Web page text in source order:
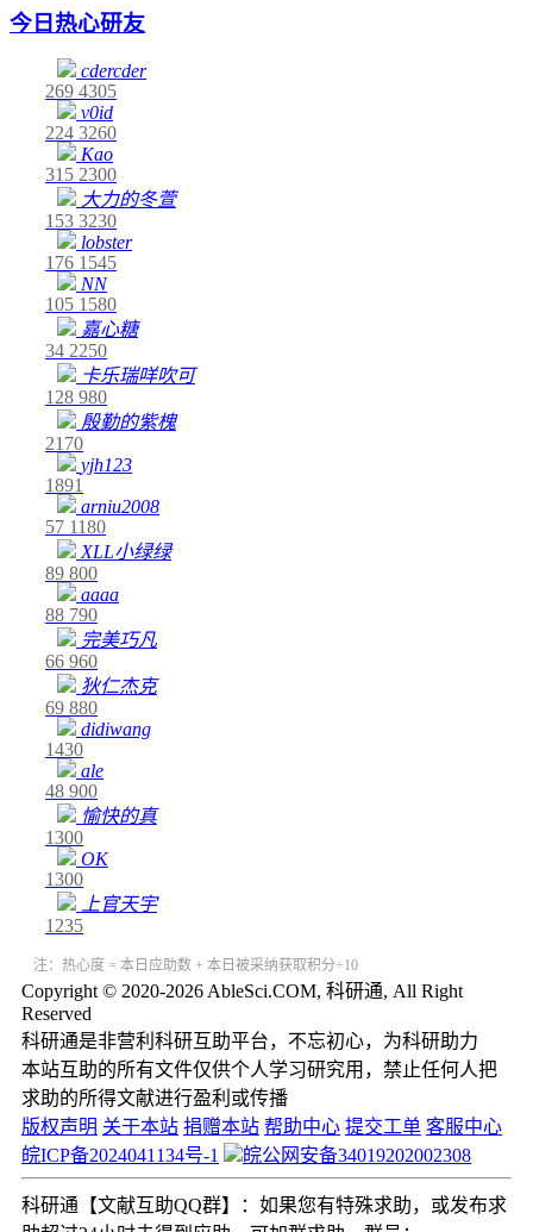
今日热心研友
cdercder
269 4305
v0id
224 3260
Kao
315 2300
大力的冬萱
153 3230
lobster
176 1545
NN
105 1580
嘉心糖
34 2250
卡乐瑞咩吹可
128 980
殷勤的紫槐
2170
yjh123
1891
arniu2008
57 1180
XLL小绿绿
89 800
aaaa
88 790
完美巧凡
66 960
狄仁杰克
69 880
didiwang
1430
ale
48 900
愉快的真
1300
OK
1300
上官天宇
1235
注：热心度 = 本日应助数 + 本日被采纳获取积分÷10
Copyright © 2020-2026 AbleSci.COM, 科研通, All Right
Reserved
科研通是非营利科研互助平台，不忘初心，为科研助力
本站互助的所有文件仅供个人学习研究用，禁止任何人把
求助的所得文献进行盈利或传播
版权声明 关于本站 捐赠本站 帮助中心 提交工单 客服中心
皖ICP备2024041134号-1
皖公网安备34019202002308
科研通【文献互助QQ群】：如果您有特殊求助，或发布求